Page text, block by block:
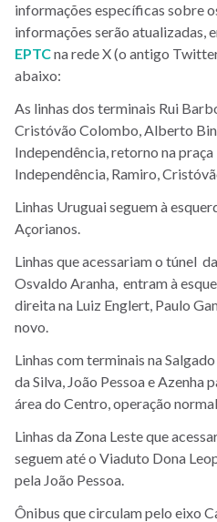
informações específicas sobre
informações serão atualizadas,
EPTCna rede X (o antigo
abaixo:
As linhas dos terminais Rui
Cristóvão Colombo, Alberto
Independência, retorno na praça
Independência, Ramiro,
Linhas Uruguai seguem à
Açorianos.
Linhas que acessariam o túnel
Osvaldo Aranha, entram à
direita na Luiz Englert, Paulo
novo.
Linhas com terminais na
da Silva, João Pessoa e Azenha
área do Centro, operação normal.
Linhas da Zona Leste que
seguem até o Viaduto Dona
pela João Pessoa.
Ônibus que circulam pelo eixo